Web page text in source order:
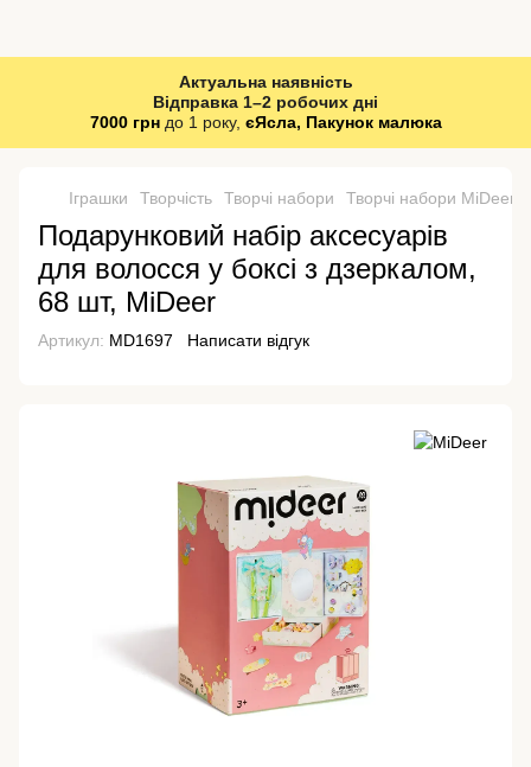
Актуальна наявність
Відправка 1–2 робочих дні
7000 грндо 1 року, єЯсла, Пакунок малюка
Іграшки Творчість Творчі набори Творчі набори MiDeer
Подарунковий набір аксесуарів
для волосся у боксі з дзеркалом,
68 шт, MiDeer
Артикул: MD1697 Написати відгук